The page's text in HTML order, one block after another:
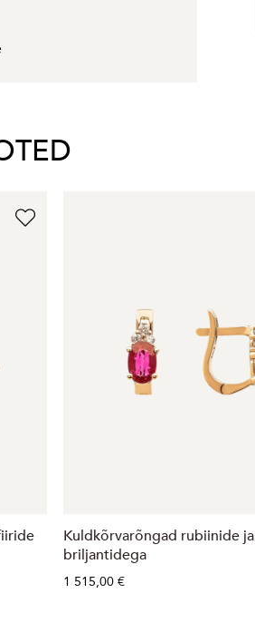
Kuldkõrvarõngad rubiinide ja
briljantidega
1 515,00 €